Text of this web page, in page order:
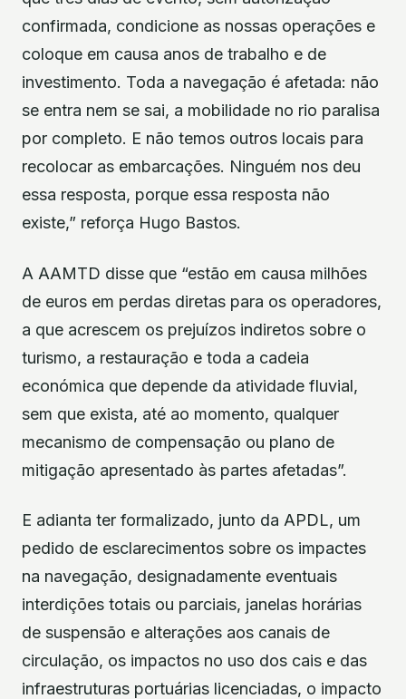
confirmada, condicione as nossas operações e
coloque em causa anos de trabalho e de
investimento. Toda a navegação é afetada: não
se entra nem se sai, a mobilidade no rio paralisa
por completo. E não temos outros locais para
recolocar as embarcações. Ninguém nos deu
essa resposta, porque essa resposta não
existe,” reforça Hugo Bastos.
A AAMTD disse que “estão em causa milhões
de euros em perdas diretas para os operadores,
a que acrescem os prejuízos indiretos sobre o
turismo, a restauração e toda a cadeia
económica que depende da atividade fluvial,
sem que exista, até ao momento, qualquer
mecanismo de compensação ou plano de
mitigação apresentado às partes afetadas”.
E adianta ter formalizado, junto da APDL, um
pedido de esclarecimentos sobre os impactes
na navegação, designadamente eventuais
interdições totais ou parciais, janelas horárias
de suspensão e alterações aos canais de
circulação, os impactos no uso dos cais e das
infraestruturas portuárias licenciadas, o impacto